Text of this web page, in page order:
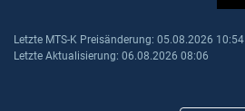
Letzte MTS-K Preisänderung: 05.08.2026 10:54
Letzte Aktualisierung: 06.08.2026 08:06